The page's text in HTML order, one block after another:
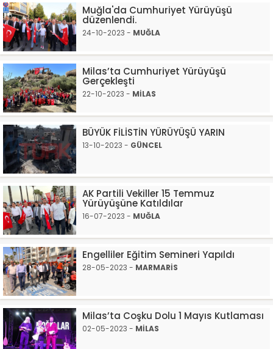
Muğla'da Cumhuriyet Yürüyüşü
düzenlendi.
24-10-2023 - MUĞLA
Milas’ta Cumhuriyet Yürüyüşü
Gerçekleşti
22-10-2023 - MİLAS
BÜYÜK FİLİSTİN YÜRÜYÜŞÜ YARIN
13-10-2023 - GÜNCEL
AK Partili Vekiller 15 Temmuz
Yürüyüşüne Katıldılar
16-07-2023 - MUĞLA
Engelliler Eğitim Semineri Yapıldı
28-05-2023 - MARMARİS
Milas’ta Coşku Dolu 1 Mayıs Kutlaması
02-05-2023 - MİLAS